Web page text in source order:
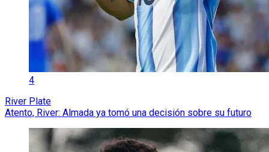
4
River Plate
Atento, River: Almada ya tomó una decisión sobre su futuro